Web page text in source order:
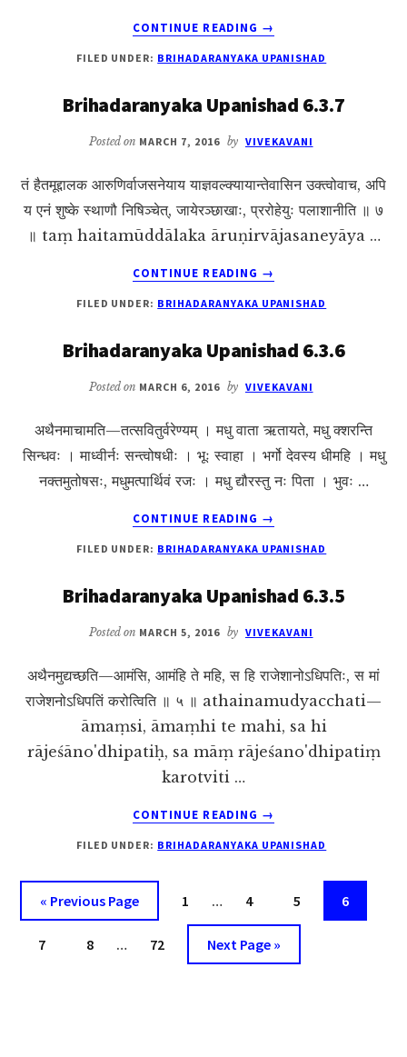
CONTINUE READING
ABOUT
UPANISHAD
→
FILED UNDER: BRIHADARANYAKA UPANISHAD
Brihadaranyaka Upanishad 6.3.7
Posted on MARCH 7, 2016 by VIVEKAVANI
तं हैतमूद्दालक आरुणिर्वाजसनेयाय याज्ञवल्क्यायान्तेवासिन उक्त्वोवाच, अपि
य एनं शुष्के स्थाणौ निषिञ्चेत्, जायेरञ्छाखाः, प्ररोहेयुः पलाशानीति ॥ ७
॥ taṃ haitamūddālaka āruṇirvājasaneyāya …
CONTINUE READING
ABOUT
UPANISHAD
→
FILED UNDER: BRIHADARANYAKA UPANISHAD
Brihadaranyaka Upanishad 6.3.6
Posted on MARCH 6, 2016 by VIVEKAVANI
अथैनमाचामति—तत्सवितुर्वरेण्यम् । मधु वाता ऋतायते, मधु क्शरन्ति
सिन्धवः । माध्वीर्नः सन्त्वोषधीः । भूः स्वाहा । भर्गो देवस्य धीमहि । मधु
नक्तमुतोषसः, मधुमत्पार्थिवं रजः । मधु द्यौरस्तु नः पिता । भुवः …
CONTINUE READING
ABOUT
UPANISHAD
→
FILED UNDER: BRIHADARANYAKA UPANISHAD
Brihadaranyaka Upanishad 6.3.5
Posted on MARCH 5, 2016 by VIVEKAVANI
अथैनमुद्यच्छति—आमंसि, आमंहि ते महि, स हि राजेशानोऽधिपतिः, स मां
राजेशनोऽधिपतिं करोत्विति ॥ ५ ॥ athainamudyacchati—
āmaṃsi, āmaṃhi te mahi, sa hi
rājeśāno'dhipatiḥ, sa māṃ rājeśano'dhipatiṃ
karotviti …
CONTINUE READING
ABOUT
UPANISHAD
→
FILED UNDER: BRIHADARANYAKA UPANISHAD
« Go
to
Previous Page Page
1
omitted
… Page
4 Page
5 Page
6
Page
7 Page
8 … Page
72
Go
to
Next Page »